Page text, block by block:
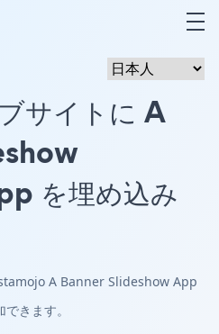
サイトに A
を埋め込み
A Banner Slideshow App
きます。